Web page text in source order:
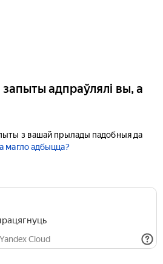
адпраўлялі вы, а
з вашай прылады падобныя да
магло адбыцца?
Cloud